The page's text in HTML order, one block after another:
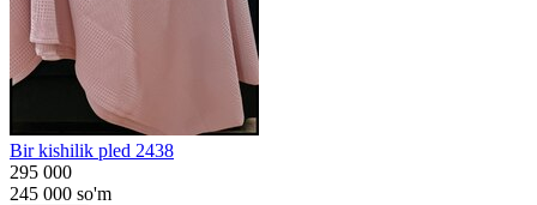
Bir kishilik pled 2438
295 000
245 000 so'm